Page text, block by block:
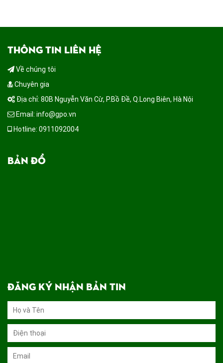
THÔNG TIN LIÊN HỆ
Về chúng tôi
Chuyên gia
Địa chỉ: 80B Nguyễn Văn Cừ, P.Bồ Đề, Q.Long Biên, Hà Nội
Email: info@gpo.vn
Hotline: 0911092004
BẢN ĐỒ
ĐĂNG KÝ NHẬN BẢN TIN